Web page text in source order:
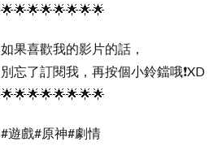
🌟🌟🌟🌟🌟🌟🌟🌟
如果喜歡我的影片的話，
別忘了訂閱我，再按個小鈴鐺哦❗️XD
🌟🌟🌟🌟🌟🌟🌟🌟
#遊戲#原神#劇情